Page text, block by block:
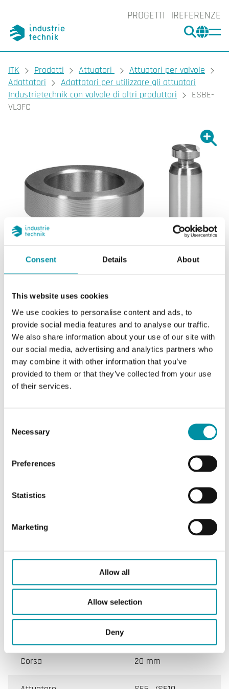
Consent Details About
This website uses cookies
We use cookies to personalise content and ads, to
provide social media features and to analyse our traffic.
We also share information about your use of our site with
our social media, advertising and analytics partners who
may combine it with other information that you’ve
provided to them or that they’ve collected from your use
of their services.
Selection
Necessary
Preferences
Statistics
Marketing
Allow all
Allow selection
Deny
PROGETTI REFERENZE
CERCA
You are here:
ITK Prodotti Attuatori
Attuatori per valvole
Adattatori
Adattatori per utilizzare gli attuatori
Industrietechnik con valvole di altri produttori
ESBE-
VL3FC
INDUSTRIETECHNIK
ESBE-VL3FC
Adattatori per utilizzare gli attuatori Industrietechnik con valvole di altri
Caratteristiche di ESBE-VL3FC
VL3FC
Corsa 20 mm